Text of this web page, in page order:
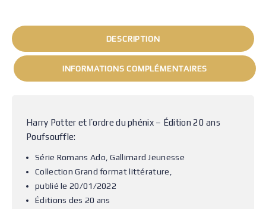
DESCRIPTION
INFORMATIONS COMPLÉMENTAIRES
Harry Potter et l’ordre du phénix – Édition 20 ans
Poufsouffle:
Série Romans Ado, Gallimard Jeunesse
Collection Grand format littérature,
publié le 20/01/2022
Éditions des 20 ans